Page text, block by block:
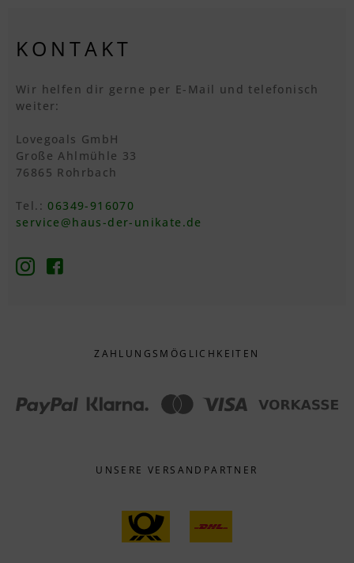
KONTAKT
Wir helfen dir gerne per E-Mail und telefonisch
weiter:
Lovegoals GmbH
Große Ahlmühle 33
76865 Rohrbach
Tel.:06349-916070
service@haus-der-unikate.de
ZAHLUNGS­MÖGLICHKEITEN
UNSERE VERSANDPARTNER